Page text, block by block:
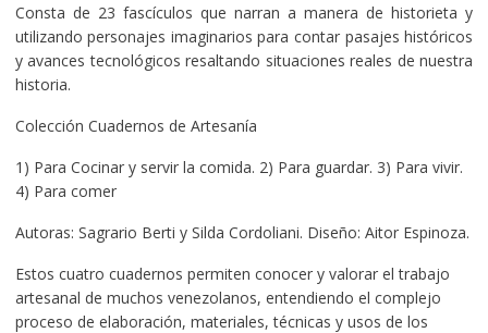
Consta de 23 fascículos que narran a manera de historieta y
utilizando personajes imaginarios para contar pasajes históricos
y avances tecnológicos resaltando situaciones reales de nuestra
historia.
Colección Cuadernos de Artesanía
1) Para Cocinar y servir la comida. 2) Para guardar. 3) Para vivir.
4) Para comer
Autoras: Sagrario Berti y Silda Cordoliani. Diseño: Aitor Espinoza.
Estos cuatro cuadernos permiten conocer y valorar el trabajo
artesanal de muchos venezolanos, entendiendo el complejo
proceso de elaboración, materiales, técnicas y usos de los